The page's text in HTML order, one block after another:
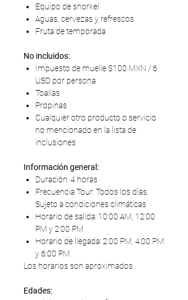
Equipo de snorkel
Aguas, cervezas y refrescos
Fruta de temporada
No incluidos:
Impuesto de muelle $100 MXN / 6
USD por persona
Toallas
Propinas
Cualquier otro producto o servicio
no mencionado en la lista de
inclusiones
Información general:
Duración: 4 horas
Frecuencia Tour: Todos los días.
Sujeto a condiciones climáticas
Horario de salida: 10:00 AM, 12:00
PM y 2:00 PM
Horario de llegada: 2:00 PM, 4:00 PM
y 6:00 PM.
Los horarios son aproximados.
Edades: